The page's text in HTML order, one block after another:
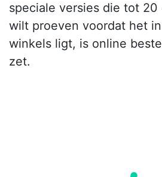
speciale versies die tot 20
wilt proeven voordat het
winkels ligt, is online
zet.